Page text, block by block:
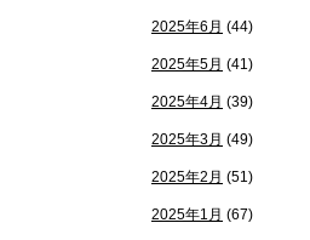
2025年6月 (44)
2025年5月 (41)
2025年4月 (39)
2025年3月 (49)
2025年2月 (51)
2025年1月 (67)